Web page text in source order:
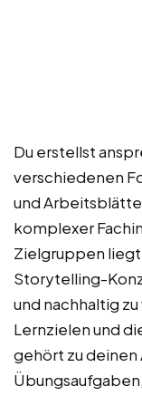
Du erstellst
verschiedenen
und
komplexer
Zielgruppen
Storytelling-
und nachhaltig
Lernzielen und
gehört zu deinen